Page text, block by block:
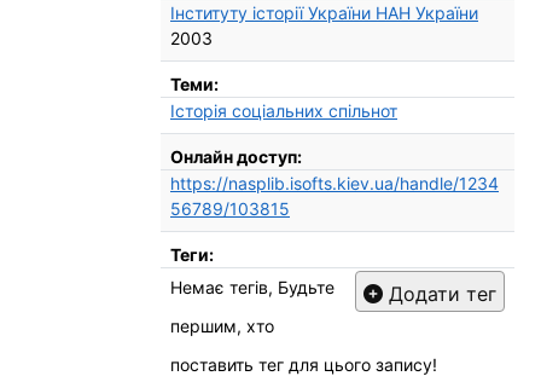
Інституту історії України НАН України
2003
Теми:
Історія соціальних спільнот
Онлайн доступ:
https://nasplib.isofts.kiev.ua/handle/1234
56789/103815
Теги:
Додати тег
Немає тегів, Будьте
першим, хто
поставить тег для цього запису!